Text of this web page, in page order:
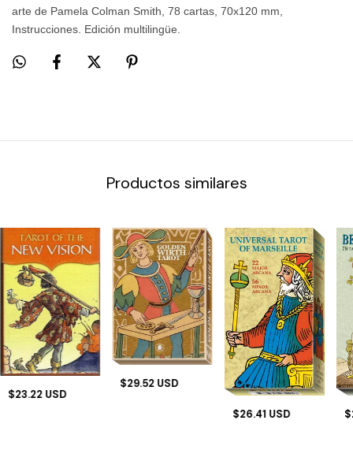
arte de Pamela Colman Smith, 78 cartas, 70x120 mm,
Instrucciones. Edición multilingüe.
Productos similares
$23.22 USD
$29.52 USD
$26.41 USD